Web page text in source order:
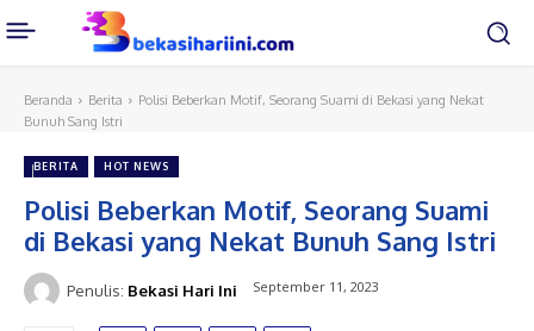
Beranda Berita
Polisi Beberkan Motif, Seorang Suami di Bekasi yang Nekat
Bunuh Sang Istri
BERITA HOT NEWS
Polisi Beberkan Motif, Seorang Suami
di Bekasi yang Nekat Bunuh Sang Istri
Penulis: Bekasi Hari Ini September 11, 2023